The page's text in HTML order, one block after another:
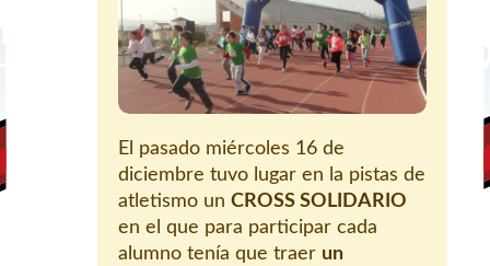
Contacto
El pasado miércoles 16 de
diciembre tuvo lugar en la pistas de
atletismo un CROSS SOLIDARIO
en el que para participar cada
alumno tenía que traer un